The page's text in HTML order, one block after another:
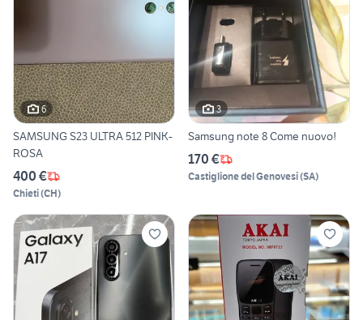
6
SAMSUNG S23 ULTRA 512 PINK-
ROSA
400 €
Chieti(CH)
3
Samsung note 8 Come nuovo!
170 €
Castiglione del Genovesi(SA)